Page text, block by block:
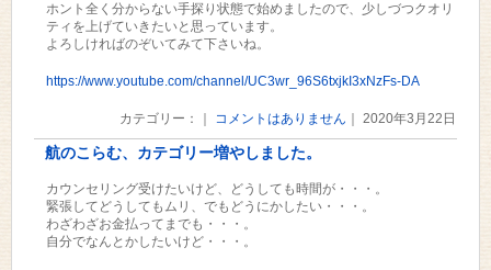
ホント全く分からない手探り状態で始めましたので、少しづつクオリ
ティを上げていきたいと思っています。
よろしければのぞいてみて下さいね。
https://www.youtube.com/channel/UC3wr_96S6txjkI3xNzFs-DA
カテゴリー：｜ コメントはありません ｜ 2020年3月22日
航のこらむ、カテゴリー増やしました。
カウンセリング受けたいけど、どうしても時間が・・・。
緊張してどうしてもムリ、でもどうにかしたい・・・。
わざわざお金払ってまでも・・・。
自分でなんとかしたいけど・・・。